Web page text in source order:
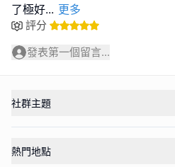
了極好... 更多
評分
發表第一個留言...
社群主題
熱門地點